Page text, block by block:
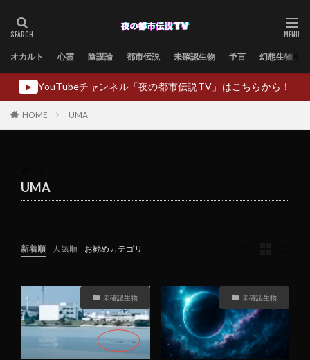
オカルト 心霊 陰謀論 都市伝説 未確認生物 予言 幻想生物
▶ YouTubeチャンネル「夜の都市伝説TV」はこちらから！
HOME UMA
UMA
新着順 人気順 お勧めカテゴリ
未確認生物 未確認生物